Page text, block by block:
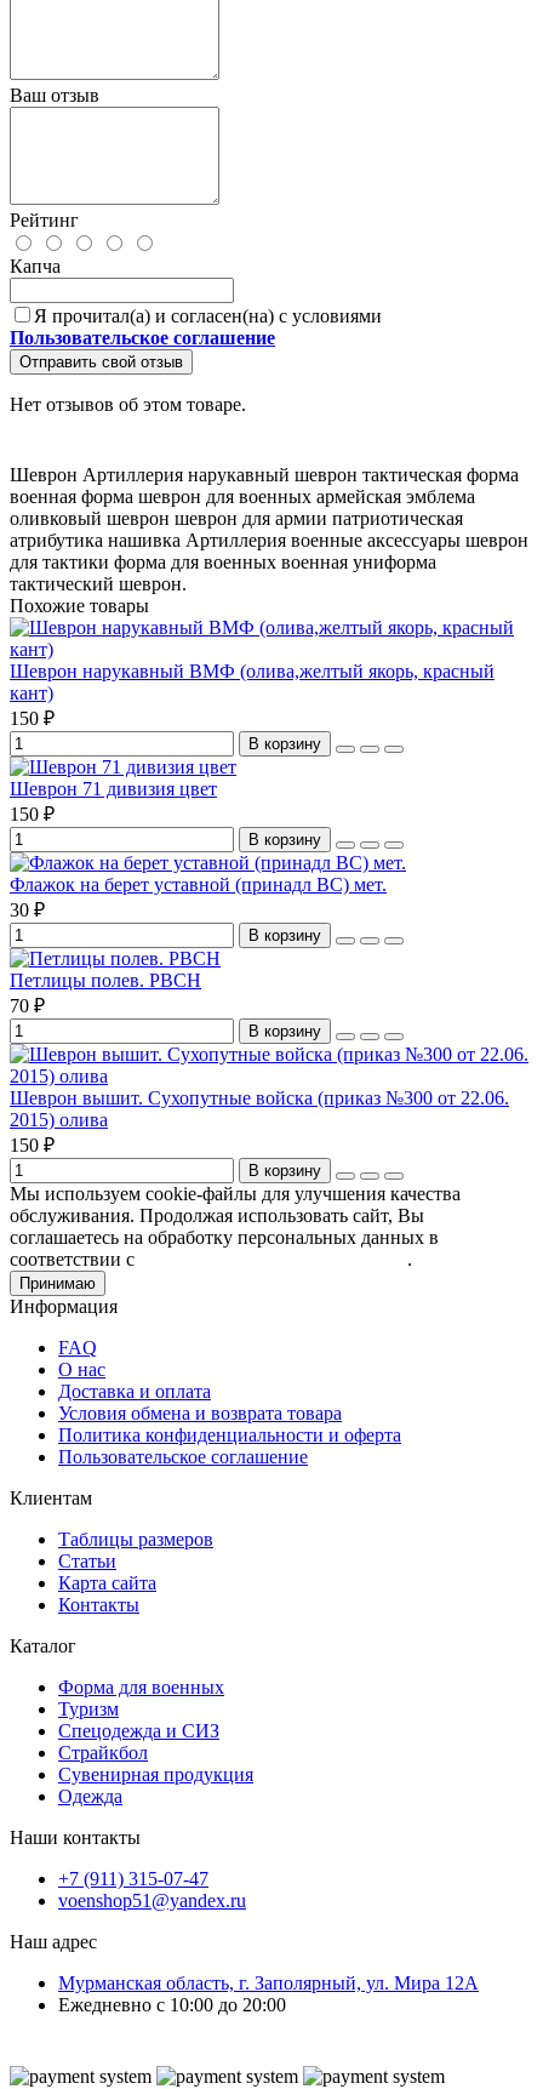
Ваш отзыв
Рейтинг
Капча
Я прочитал(а) и согласен(на) с условиями
Пользовательское соглашение
Отправить свой отзыв
Нет отзывов об этом товаре.
Шеврон Артиллерия нарукавный шеврон тактическая форма
военная форма шеврон для военных армейская эмблема
оливковый шеврон шеврон для армии патриотическая
атрибутика нашивка Артиллерия военные аксессуары шеврон
для тактики форма для военных военная униформа
тактический шеврон.
Похожие товары
Шеврон нарукавный ВМФ (олива,желтый якорь, красный
кант)
150 ₽
В корзину
Шеврон 71 дивизия цвет
150 ₽
В корзину
Флажок на берет уставной (принадл ВС) мет.
30 ₽
В корзину
Петлицы полев. РВСН
70 ₽
В корзину
Шеврон вышит. Сухопутные войска (приказ №300 от 22.06.
2015) олива
150 ₽
В корзину
Мы используем cookie-файлы для улучшения качества
обслуживания. Продолжая использовать сайт, Вы
соглашаетесь на обработку персональных данных в
соответствии с
.
Принимаю
Информация
FAQ
О нас
Доставка и оплата
Условия обмена и возврата товара
Политика конфиденциальности и оферта
Пользовательское соглашение
Клиентам
Таблицы размеров
Статьи
Карта сайта
Контакты
Каталог
Форма для военных
Туризм
Спецодежда и СИЗ
Страйкбол
Сувенирная продукция
Одежда
Наши контакты
+7 (911) 315-07-47
voenshop51@yandex.ru
Наш адрес
Мурманская область, г. Заполярный, ул. Мира 12А
Ежедневно с 10:00 до 20:00